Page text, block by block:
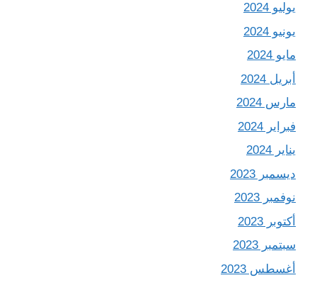
يوليو 2024
يونيو 2024
مايو 2024
أبريل 2024
مارس 2024
فبراير 2024
يناير 2024
ديسمبر 2023
نوفمبر 2023
أكتوبر 2023
سبتمبر 2023
أغسطس 2023